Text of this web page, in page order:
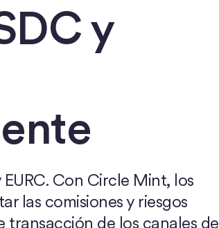
y
Con Circle Mint, los
las comisiones y riesgos
transacción de los canales de